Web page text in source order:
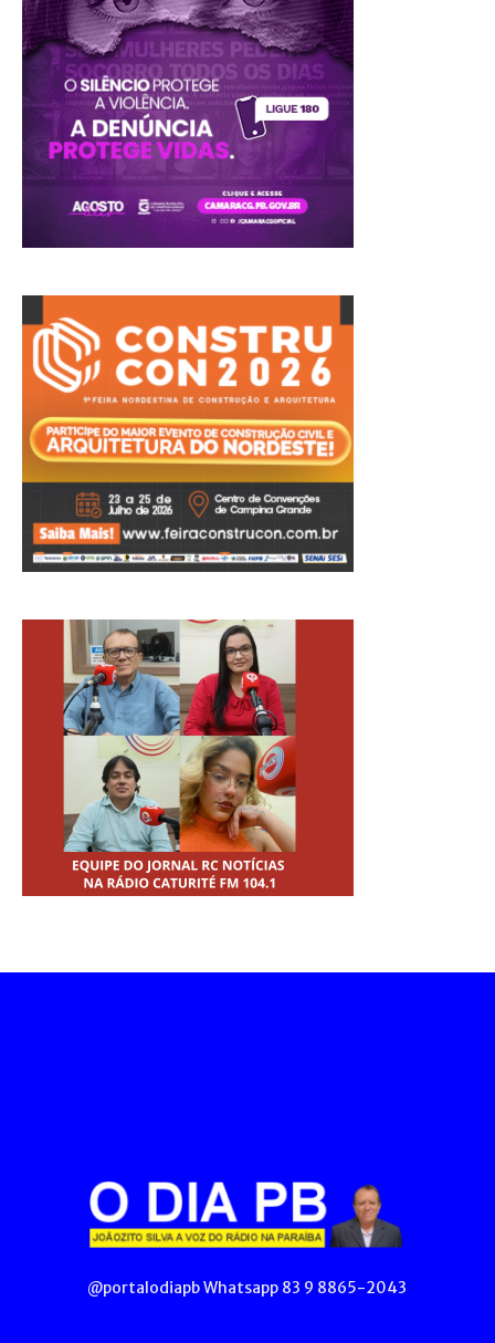
@portalodiapb Whatsapp 83 9 8865-2043